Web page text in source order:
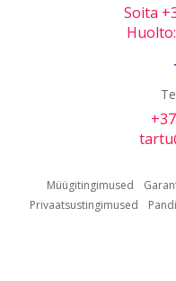
Soita
Müügitingimused
Privaatsustingimused